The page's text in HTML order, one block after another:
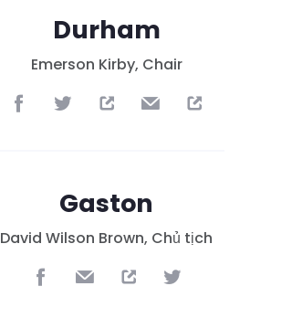
Durham
Emerson Kirby, Chair
Gaston
David Wilson Brown, Chủ tịch